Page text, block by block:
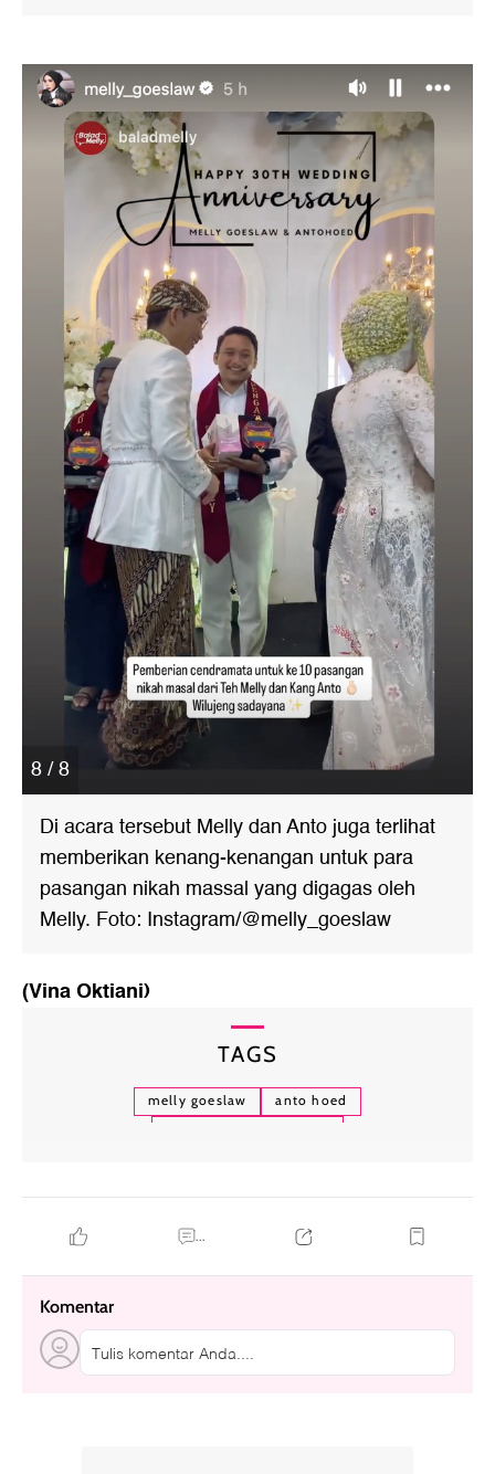
8 / 8
Di acara tersebut Melly dan Anto juga terlihat
memberikan kenang-kenangan untuk para
pasangan nikah massal yang digagas oleh
Melly. Foto: Instagram/@melly_goeslaw
(Vina Oktiani)
TAGS
melly goeslaw
anto hoed
...
Komentar
Tulis komentar Anda....